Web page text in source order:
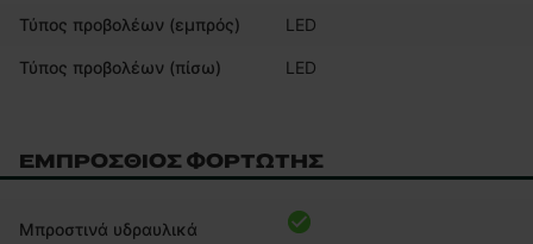
Τύπος προβολέων (εμπρός) LED
Τύπος προβολέων (πίσω) LED
ΕΜΠΡΌΣΘΙΟΣ ΦΟΡΤΩΤΉΣ
Μπροστινά υδραυλικά